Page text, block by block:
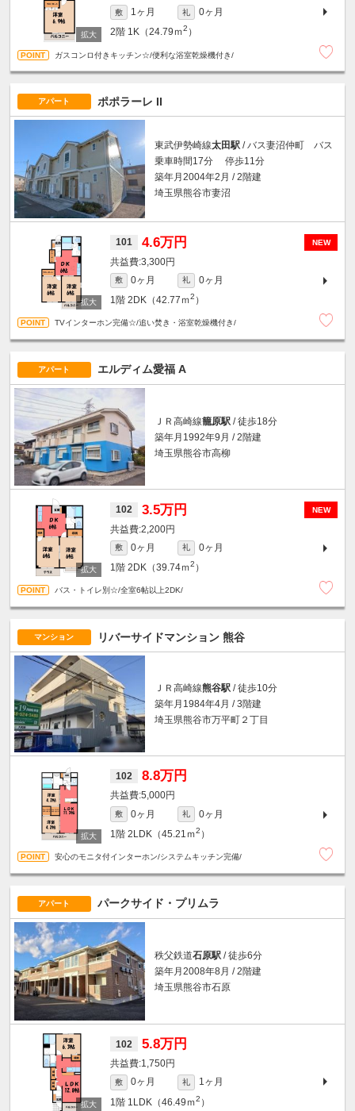
敷 1ヶ月 礼
0ヶ月
2階 1K（24.79ｍ2 ）
ガスコンロ付きキッチン☆/便利な浴室乾燥機付き/
アパート ポポラーレ II
東武伊勢崎線太田駅 / バス妻沼仲町 バス
乗車時間17分 停歩11分
築年月2004年2月 / 2階建
埼玉県熊谷市妻沼
NEW
101 4.6万円
3,300円
敷 0ヶ月 礼
0ヶ月
1階 2DK（42.77ｍ2 ）
TVインターホン完備☆/追い焚き・浴室乾燥機付き/
アパート エルディム愛福 A
ＪＲ高崎線籠原駅 / 徒歩18分
築年月1992年9月 / 2階建
埼玉県熊谷市高柳
NEW
102 3.5万円
2,200円
敷 0ヶ月 礼
0ヶ月
1階 2DK（39.74ｍ2 ）
バス・トイレ別☆/全室6帖以上2DK/
マンション リバーサイドマンション 熊谷
ＪＲ高崎線熊谷駅 / 徒歩10分
築年月1984年4月 / 3階建
埼玉県熊谷市万平町２丁目
102 8.8万円
5,000円
敷 0ヶ月 礼
0ヶ月
1階 2LDK（45.21ｍ2 ）
安心のモニタ付インターホン/システムキッチン完備/
アパート パークサイド・プリムラ
秩父鉄道石原駅 / 徒歩6分
築年月2008年8月 / 2階建
埼玉県熊谷市石原
102 5.8万円
1,750円
敷 0ヶ月 礼
1ヶ月
1階 1LDK（46.49ｍ2 ）